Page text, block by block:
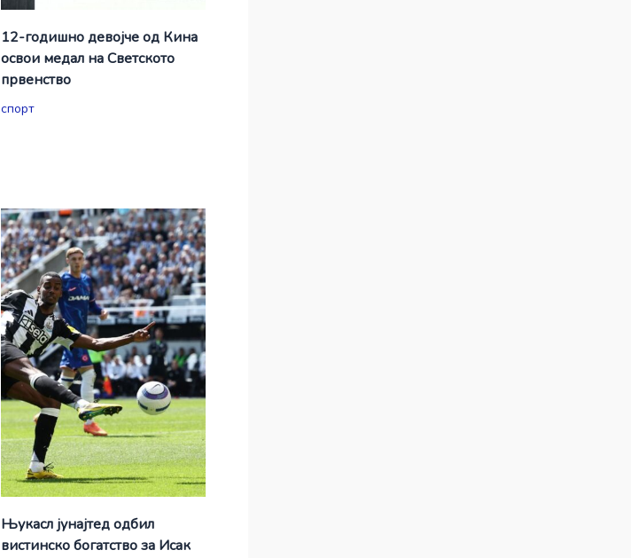
12-годишно девојче од Кина
освои медал на Светското
првенство
спорт
Њукасл јунајтед одбил
вистинско богатство за Исак